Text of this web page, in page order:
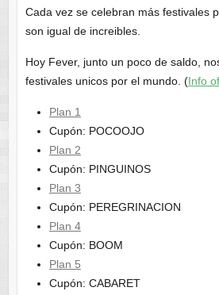
Cada vez se celebran más festivales
son igual de increibles.
Hoy Fever, junto un poco de saldo,
festivales unicos por el mundo. (Info
Plan 1
Cupón: POCOOJO
Plan 2
Cupón: PINGUINOS
Plan 3
Cupón: PEREGRINACION
Plan 4
Cupón: BOOM
Plan 5
Cupón: CABARET